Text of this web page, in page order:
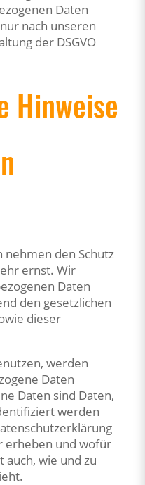
Daten
nach unseren
der DSGVO
Hinweise
den Schutz
ernst. Wir
Daten
den gesetzlichen
dieser
werden
Daten
Daten sind Daten,
werden
erheben und wofür
auch, wie und zu